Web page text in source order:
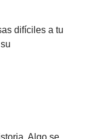
difíciles a tu
Algo se